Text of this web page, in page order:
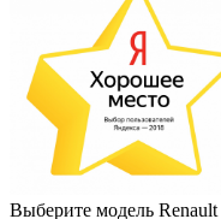
Выберите модель Renault